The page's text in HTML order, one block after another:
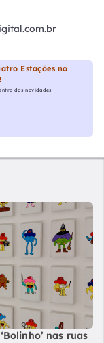
Estações no
das novidades
nas ruas